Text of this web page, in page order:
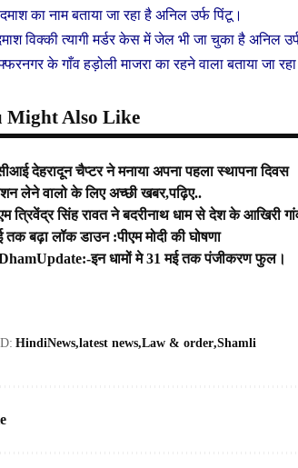
का नाम बताया जा रहा है अनिल उर्फ पिंटू।
विक्की त्यागी मर्डर केस में जेल भी जा चुका है अनिल
के गाँव हड़ोली माजरा का रहने वाला बताया जा
Might Also Like
देहरादून चैप्टर ने मनाया अपना पहला स्थापना दिवस
लेने वालो के लिए अच्छी खबर,पढ़िए..
त्रिवेंद्र सिंह रावत ने बदरीनाथ धाम से देश के आखिरी
तक बढ़ा लॉक डाउन :पीएम मोदी की घोषणा
इन धामों मे 31 मई तक पंजीकरण फुल।
HindiNews latest news Law & order Shamli